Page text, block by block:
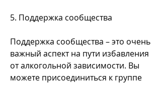
5. Поддержка сообщества
Поддержка сообщества – это очень
важный аспект на пути избавления
от алкогольной зависимости. Вы
можете присоединиться к группе